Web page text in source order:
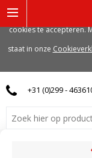
+31 (0)299 -
gerelateerde cookies.
cookies te accepteren.
staat in onze